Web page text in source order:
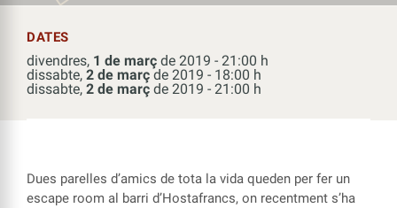
DATES
divendres, 1 de març de 2019 - 21:00 h
dissabte, 2 de marçde 2019 - 18:00 h
dissabte, 2 de març de 2019 - 21:00 h
Dues parelles d’amics de tota la vida queden per fer un
escape room al barri d’Hostafrancs, on recentment s’ha